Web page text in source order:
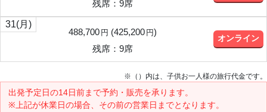
残席：9席
31(月)
488,700 円 (425,200 円)
残席：9席
オンライン
※（）内は、子供お一人様の旅行代金です。
出発予定日の14日前まで予約・販売を承ります。
※上記が休業日の場合、その前の営業日までとなります。